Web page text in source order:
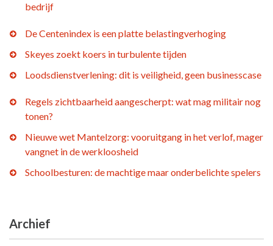
bedrijf
De Centenindex is een platte belastingverhoging
Skeyes zoekt koers in turbulente tijden
Loodsdienstverlening: dit is veiligheid, geen businesscase
Regels zichtbaarheid aangescherpt: wat mag militair nog
tonen?
Nieuwe wet Mantelzorg: vooruitgang in het verlof, mager
vangnet in de werkloosheid
Schoolbesturen: de machtige maar onderbelichte spelers
Archief